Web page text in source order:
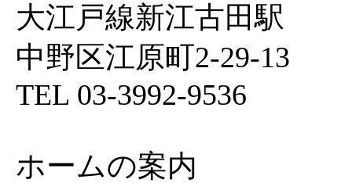
大江戸線新江古田駅
中野区江原町2-29-13
TEL 03-3992-9536
ホームの案内